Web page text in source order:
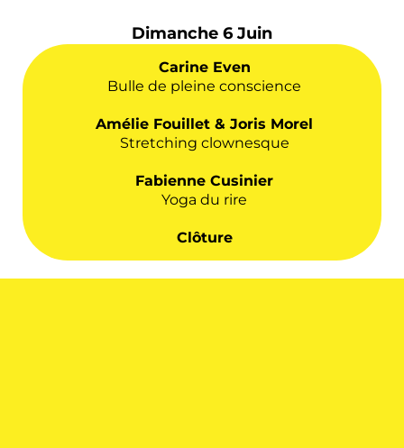
Dimanche 6 Juin
Carine Even
Bulle de pleine conscience
Amélie Fouillet & Joris Morel
Stretching clownesque
Fabienne Cusinier
Yoga du rire
Clôture